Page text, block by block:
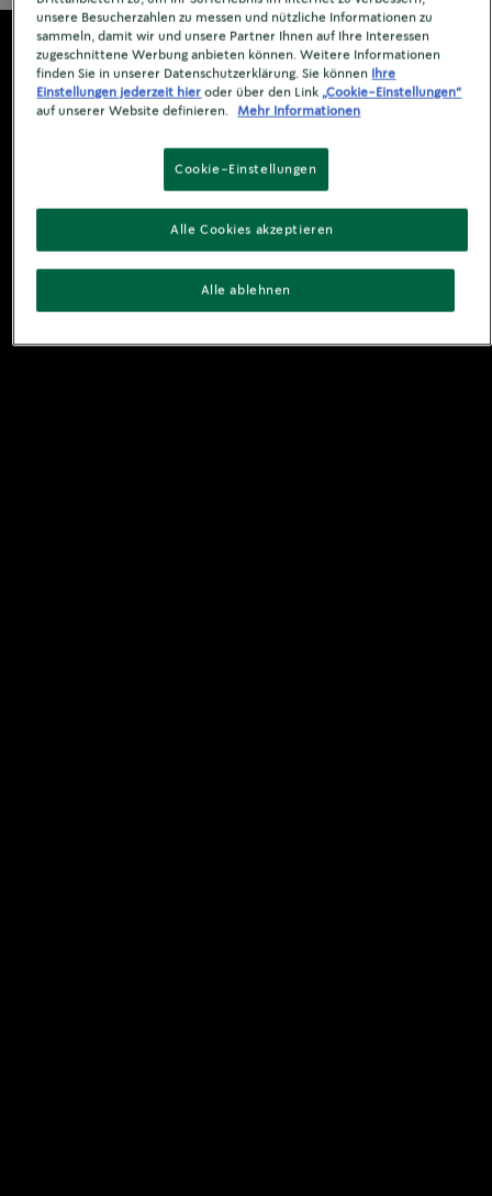
unsere Besucherzahlen zu messen und nützliche Informationen zu
sammeln, damit wir und unsere Partner Ihnen auf Ihre Interessen
zugeschnittene Werbung anbieten können. Weitere Informationen
finden Sie in unserer Datenschutzerklärung. Sie können
Ihre
Einstellungen jederzeit hier oder über den Link „Cookie-Einstellungen“
auf unserer Website definieren.
Mehr Informationen
Cookie-Einstellungen
Alle ablehnen
Alle Cookies akzeptieren